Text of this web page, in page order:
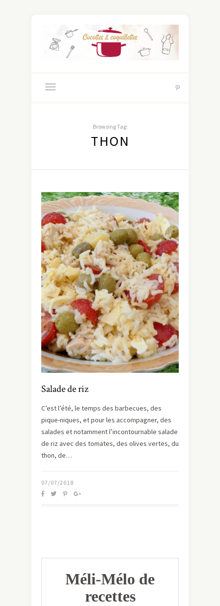
Browsing Tag:
THON
Salade de riz
C’est l’été, le temps des barbecues, des
pique-niques, et pour les accompagner, des
salades et notamment l’incontournable salade
de riz avec des tomates, des olives vertes, du
thon, de…
07/07/2018
Méli-Mélo de
recettes